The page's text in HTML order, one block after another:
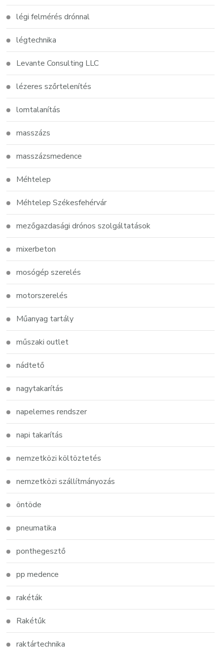
légi felmérés drónnal
légtechnika
Levante Consulting LLC
lézeres szőrtelenítés
lomtalanítás
masszázs
masszázsmedence
Méhtelep
Méhtelep Székesfehérvár
mezőgazdasági drónos szolgáltatások
mixerbeton
mosógép szerelés
motorszerelés
Műanyag tartály
műszaki outlet
nádtető
nagytakarítás
napelemes rendszer
napi takarítás
nemzetközi költöztetés
nemzetközi szállítmányozás
öntöde
pneumatika
ponthegesztő
pp medence
rakéták
Rakétűk
raktártechnika